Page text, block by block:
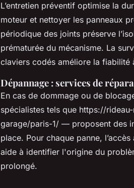
L’entretien préventif optimise la
moteur et nettoyer les panneaux
périodique des joints préserve
prématurée du mécanisme. La
claviers codés améliore la
Dépannage : services de
En cas de dommage ou de
spécialistes tels que https://
garage/paris-1/ — proposent des
place. Pour chaque panne,
aide à identifier l'origine du
prolongé.